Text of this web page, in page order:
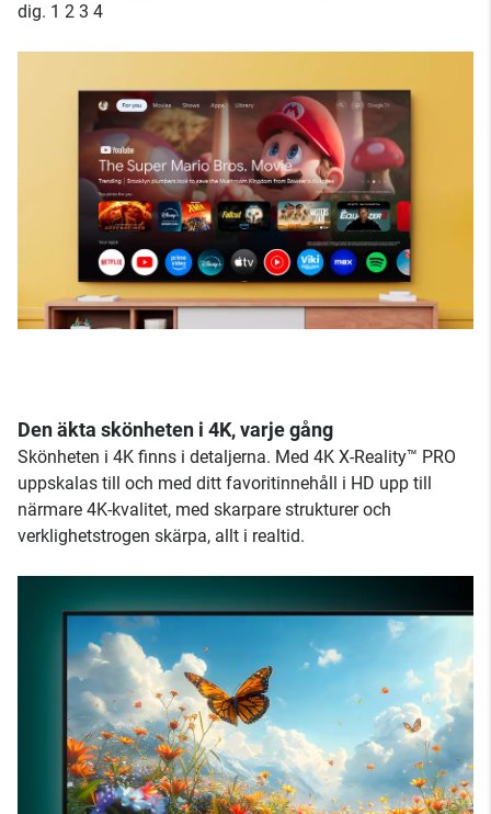
dig. 1 2 3 4
Den äkta skönheten i 4K, varje gång
Skönheten i 4K finns i detaljerna. Med 4K X-Reality™ PRO
uppskalas till och med ditt favoritinnehåll i HD upp till
närmare 4K-kvalitet, med skarpare strukturer och
verklighetstrogen skärpa, allt i realtid.